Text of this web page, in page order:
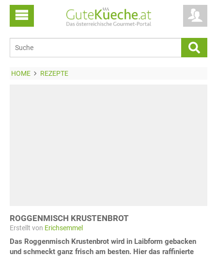
HOME REZEPTE
ROGGENMISCH KRUSTENBROT
Erstellt von Erichsemmel
Das Roggenmisch Krustenbrot wird in Laibform gebacken
und schmeckt ganz frisch am besten. Hier das raffinierte